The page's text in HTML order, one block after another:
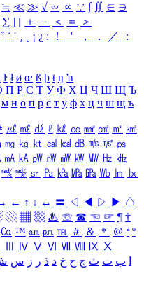
≒ ≪ ≫ √ ∽ ∝ ∵ ∫ ∬ ∈ ∋
∑ ∏ ＋ － ＜ ＝
＞
˝ ˚ ˙ ¸ ¡ ¿ ː ！ ＇ ， ． ／
：
ŀ ł ø œ ß þ ŧ ŋ ŉ
П Р С Т У Ф Х Ц Ч Ш Щ Ъ
м н о п р с т у ф х ц ч ш щ ъ
㎕ ㎖ ㎗ ℓ ㎘ ㏄ ㎣ ㎤ ㎥ ㎦
㎎ ㎏ ㏏ ㎈ ㎉ ㏈ ㎧ ㎨ ㎰
㎃ ㎄ ㎺ ㎻ ㎽ ㎾ ㎿ ㎐ ㎑
㎮ ㎯ ㏛ ㎩ ㎪ ㎫ ㎬ ㏝ ㏐
㏓
← ↑ ↓ ↔ 〓 ◁ ◀ ▷ ▶ ♤
▧ ▦ ▩ ♨ ☏ ☎ ☜ ☞ ¶ †
㏇ ™ ㏂ ㏘ ℡ ＃ ＆ ＊ ＠ ª º
Ⅳ Ⅴ Ⅵ Ⅶ Ⅷ Ⅸ Ⅹ
ب ت ث ج ح خ د ذ ر ز س